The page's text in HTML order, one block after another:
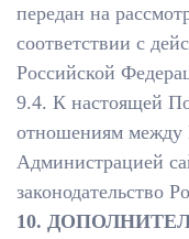
передан на
соответствии с
Российской
9.4. К настоящей
отношениям между
Администрацией
законодательство
10.